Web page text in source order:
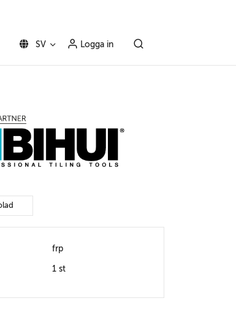
SV Logga in
frp
1 st